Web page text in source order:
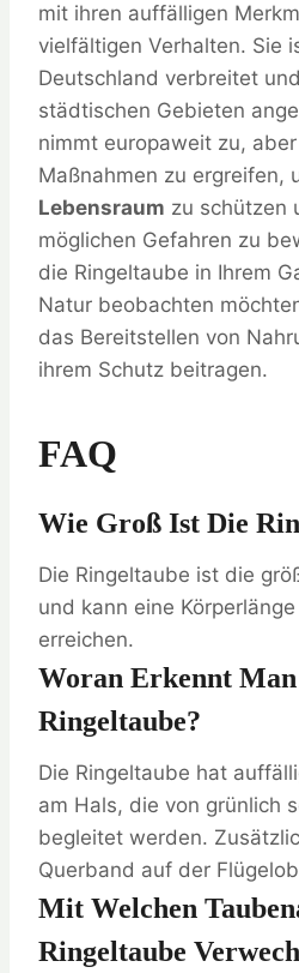
mit ihren auffälligen
vielfältigen Verhalten. Sie
Deutschland verbreitet
städtischen Gebieten
nimmt europaweit zu,
Maßnahmen zu ergreifen,
Lebensraum zu schützen
möglichen Gefahren zu
die Ringeltaube in Ihrem
Natur beobachten
das Bereitstellen von
ihrem Schutz beitragen.
FAQ
Wie Groß Ist Die
Die Ringeltaube ist die
und kann eine
erreichen.
Woran Erkennt
Ringeltaube?
Die Ringeltaube hat
am Hals, die von grünlich
begleitet werden.
Querband auf der
Mit Welchen
Ringeltaube